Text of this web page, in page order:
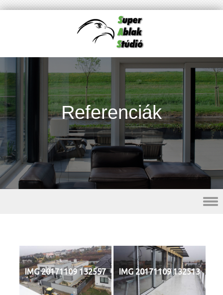
Referenciák
IMG 20171109 132557 IMG 20171109 132513